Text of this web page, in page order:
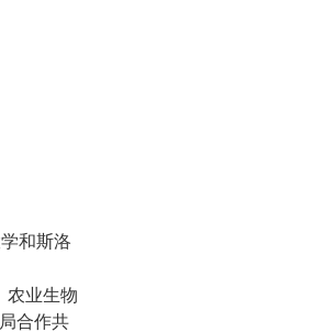
和斯洛
农业生物
合作共